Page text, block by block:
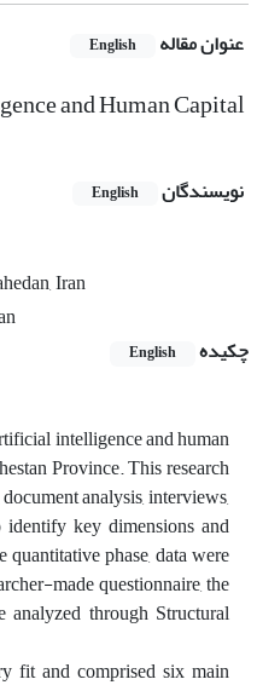
عنوان مقاله English
and Human Capital
نویسندگان English
Iran
چکیده
English
intelligence and human
Province. This research
analysis, interviews,
key dimensions and
phase, data were
made questionnaire, the
through Structural
fit and comprised six main